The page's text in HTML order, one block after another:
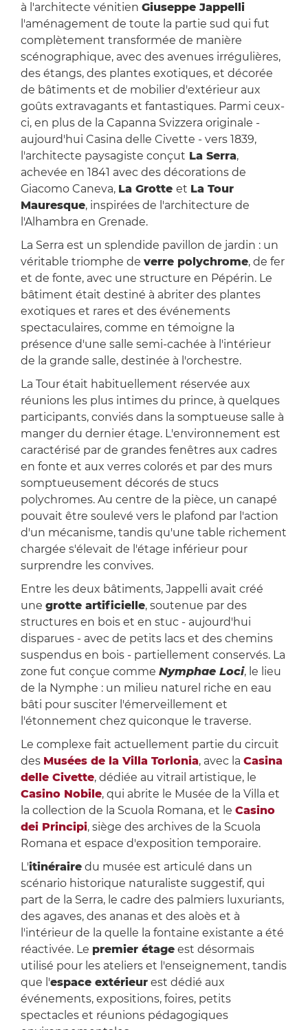
à l'architecte vénitien Giuseppe Jappelli
l'aménagement de toute la partie sud qui fut
complètement transformée de manière
scénographique, avec des avenues irrégulières,
des étangs, des plantes exotiques, et décorée
de bâtiments et de mobilier d'extérieur aux
goûts extravagants et fantastiques. Parmi ceux-
ci, en plus de la Capanna Svizzera originale -
aujourd'hui Casina delle Civette - vers 1839,
l'architecte paysagiste conçut La Serra,
achevée en 1841 avec des décorations de
Giacomo Caneva, La Grotte et La Tour
Mauresque, inspirées de l'architecture de
l'Alhambra en Grenade.
La Serra est un splendide pavillon de jardin : un
véritable triomphe de verre polychrome, de fer
et de fonte, avec une structure en Pépérin. Le
bâtiment était destiné à abriter des plantes
exotiques et rares et des événements
spectaculaires, comme en témoigne la
présence d'une salle semi-cachée à l'intérieur
de la grande salle, destinée à l'orchestre.
La Tour était habituellement réservée aux
réunions les plus intimes du prince, à quelques
participants, conviés dans la somptueuse salle à
manger du dernier étage. L'environnement est
caractérisé par de grandes fenêtres aux cadres
en fonte et aux verres colorés et par des murs
somptueusement décorés de stucs
polychromes. Au centre de la pièce, un canapé
pouvait être soulevé vers le plafond par l'action
d'un mécanisme, tandis qu'une table richement
chargée s'élevait de l'étage inférieur pour
surprendre les convives.
Entre les deux bâtiments, Jappelli avait créé
une grotte artificielle, soutenue par des
structures en bois et en stuc - aujourd'hui
disparues - avec de petits lacs et des chemins
suspendus en bois - partiellement conservés. La
zone fut conçue comme Nymphae Loci, le lieu
de la Nymphe : un milieu naturel riche en eau
bâti pour susciter l'émerveillement et
l'étonnement chez quiconque le traverse.
Le complexe fait actuellement partie du circuit
des Musées de la Villa Torlonia, avec la Casina
delle Civette, dédiée au vitrail artistique, le
Casino Nobile, qui abrite le Musée de la Villa et
la collection de la Scuola Romana, et le Casino
dei Principi, siège des archives de la Scuola
Romana et espace d'exposition temporaire.
L'itinérairedu musée est articulé dans un
scénario historique naturaliste suggestif, qui
part de la Serra, le cadre des palmiers luxuriants,
des agaves, des ananas et des aloès et à
l'intérieur de la quelle la fontaine existante a été
réactivée. Le premier étageest désormais
utilisé pour les ateliers et l'enseignement, tandis
que l'espace extérieurest dédié aux
événements, expositions, foires, petits
spectacles et réunions pédagogiques